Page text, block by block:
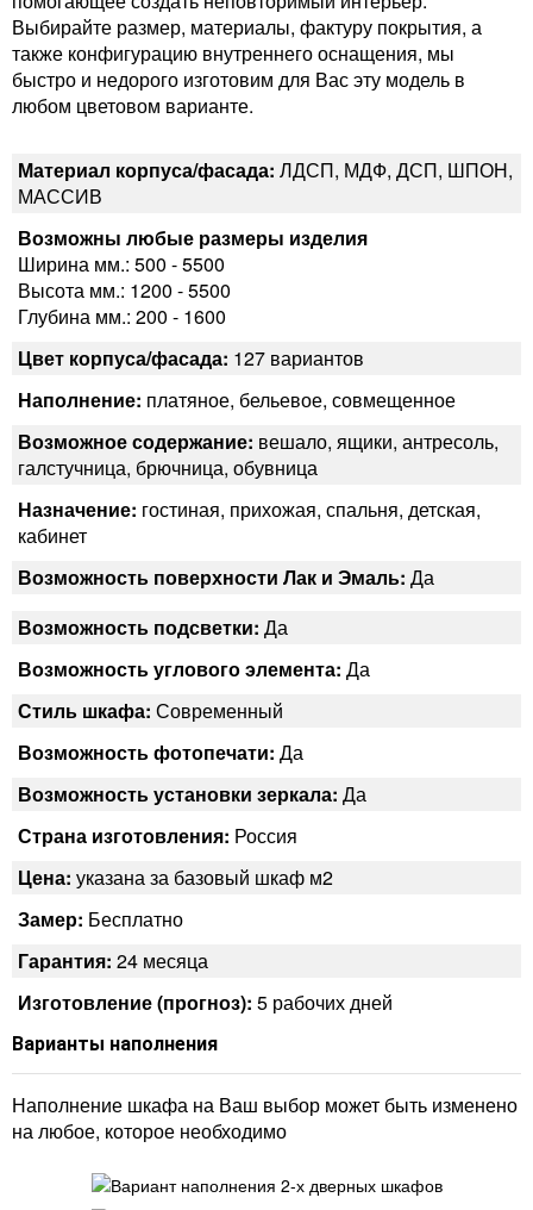
Выбирайте размер, материалы, фактуру покрытия, а
также конфигурацию внутреннего оснащения, мы
быстро и недорого изготовим для Вас эту модель в
любом цветовом варианте.
Материал корпуса/фасада: ЛДСП, МДФ, ДСП, ШПОН,
МАССИВ
Возможны любые размеры изделия
Ширина мм.: 500 - 5500
Высота мм.: 1200 - 5500
Глубина мм.: 200 - 1600
Цвет корпуса/фасада: 127 вариантов
Наполнение: платяное, бельевое, совмещенное
Возможное содержание: вешало, ящики, антресоль,
галстучница, брючница, обувница
Назначение: гостиная, прихожая, спальня, детская,
кабинет
Возможность поверхности Лак и Эмаль: Да
Возможность подсветки: Да
Возможность углового элемента: Да
Стиль шкафа: Современный
Возможность фотопечати: Да
Возможность установки зеркала: Да
Страна изготовления: Россия
Цена: указана за базовый шкаф м2
Замер: Бесплатно
Гарантия: 24 месяца
Изготовление (прогноз): 5 рабочих дней
Варианты наполнения
Наполнение шкафа на Ваш выбор может быть изменено
на любое, которое необходимо